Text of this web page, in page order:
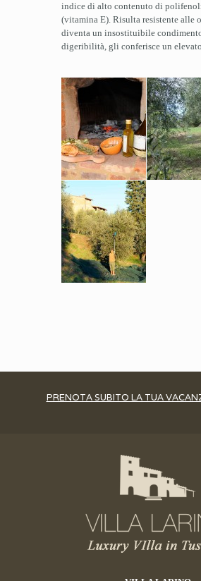
indice di alto contenuto di
(vitamina E). Risulta resistente alle
diventa un insostituibile
digeribilità, gli conferisce un
PRENOTA SUBITO LA TUA